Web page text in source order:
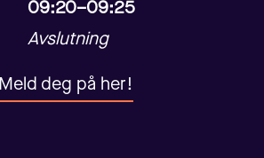
09:20–09:25
Avslutning
Meld deg på her!